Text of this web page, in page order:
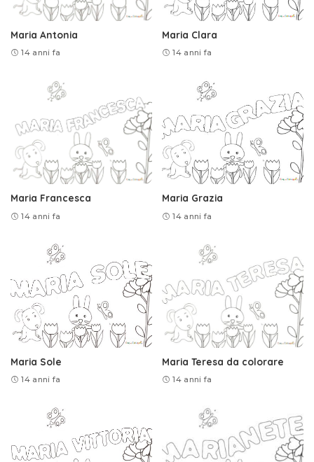
Maria Antonia
14 anni fa
Maria Clara
14 anni fa
Maria Francesca
14 anni fa
Maria Grazia
14 anni fa
Maria Sole
14 anni fa
Maria Teresa da colorare
14 anni fa